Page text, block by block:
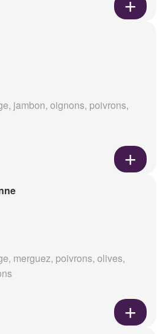
jambon, oignons, poivrons,
merguez, poivrons, olives,